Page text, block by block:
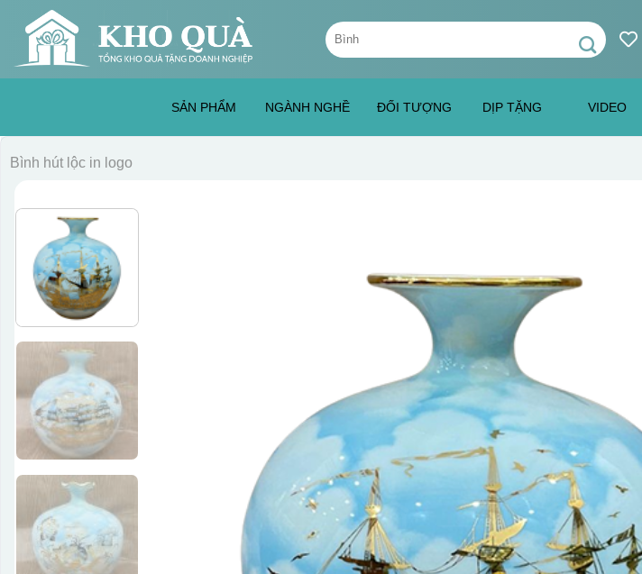
content
Tìm
kiếm:
SẢN PHẨM NGÀNH NGHỀ ĐỐI TƯỢNG DỊP TẶNG VIDEO
Bình hút lộc in logo